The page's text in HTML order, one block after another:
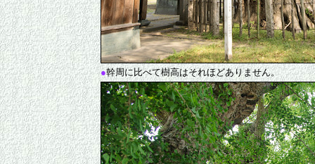
●幹周に比べて樹高はそれほどありません。